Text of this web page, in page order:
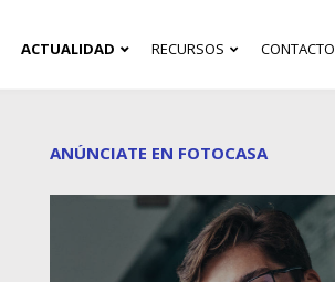
ACTUALIDAD RECURSOS CONTACTO
ANÚNCIATE EN FOTOCASA